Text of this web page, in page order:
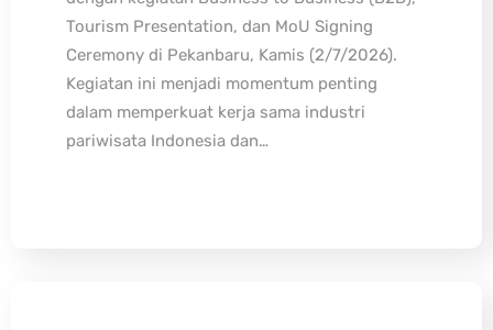
Tourism Presentation, dan MoU Signing
Ceremony di Pekanbaru, Kamis (2/7/2026).
Kegiatan ini menjadi momentum penting
dalam memperkuat kerja sama industri
pariwisata Indonesia dan…